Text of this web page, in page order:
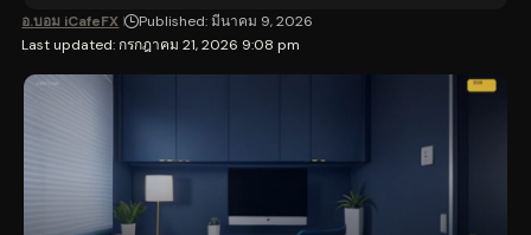
Last updated: กรกฎาคม 21, 2026 9:08 pm
อ.บอม iCafeFX Published: มีนาคม 9, 2026